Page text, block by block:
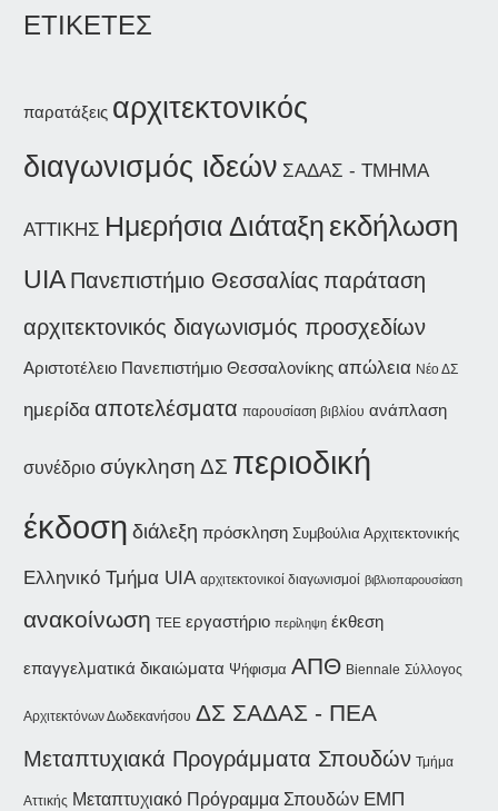
ΕΤΙΚΕΤΕΣ
παρατάξεις αρχιτεκτονικός
διαγωνισμός ιδεών ΣΑΔΑΣ - ΤΜΗΜΑ
ΑΤΤΙΚΗΣ Ημερήσια Διάταξη εκδήλωση
UIA Πανεπιστήμιο Θεσσαλίας παράταση
αρχιτεκτονικός διαγωνισμός προσχεδίων
Αριστοτέλειο Πανεπιστήμιο Θεσσαλονίκης απώλεια Νέο ΔΣ
ημερίδα αποτελέσματα παρουσίαση βιβλίου ανάπλαση
συνέδριο σύγκληση ΔΣ περιοδική
έκδοση διάλεξη πρόσκληση Συμβούλια Αρχιτεκτονικής
Ελληνικό Τμήμα UIA αρχιτεκτονικοί διαγωνισμοί βιβλιοπαρουσίαση
ανακοίνωση ΤΕΕ εργαστήριο περίληψη έκθεση
επαγγελματικά δικαιώματα Ψήφισμα ΑΠΘ Biennale Σύλλογος
Αρχιτεκτόνων Δωδεκανήσου ΔΣ ΣΑΔΑΣ - ΠΕΑ
Μεταπτυχιακά Προγράμματα Σπουδών Τμήμα
Αττικής Μεταπτυχιακό Πρόγραμμα Σπουδών ΕΜΠ